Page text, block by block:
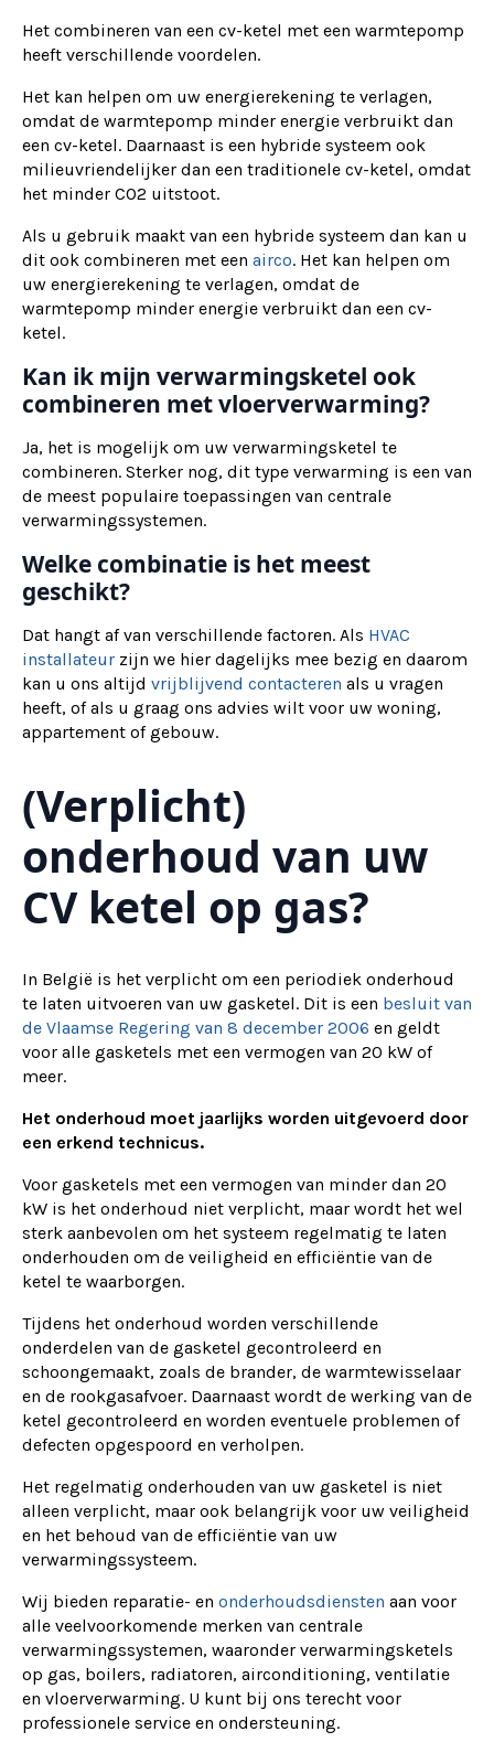
Het combineren van een cv-ketel met een warmtepomp
heeft verschillende voordelen.
Het kan helpen om uw energierekening te verlagen,
omdat de warmtepomp minder energie verbruikt dan
een cv-ketel. Daarnaast is een hybride systeem ook
milieuvriendelijker dan een traditionele cv-ketel, omdat
het minder CO2 uitstoot.
Als u gebruik maakt van een hybride systeem dan kan u
dit ook combineren met een airco. Het kan helpen om
uw energierekening te verlagen, omdat de
warmtepomp minder energie verbruikt dan een cv-
ketel.
Kan ik mijn verwarmingsketel ook
combineren met vloerverwarming?
Ja, het is mogelijk om uw verwarmingsketel te
combineren. Sterker nog, dit type verwarming is een van
de meest populaire toepassingen van centrale
verwarmingssystemen.
Welke combinatie is het meest
geschikt?
Dat hangt af van verschillende factoren. Als HVAC
installateur zijn we hier dagelijks mee bezig en daarom
kan u ons altijd vrijblijvend contacteren als u vragen
heeft, of als u graag ons advies wilt voor uw woning,
appartement of gebouw.
(Verplicht)
onderhoud van uw
CV ketel op gas?
In België is het verplicht om een periodiek onderhoud
te laten uitvoeren van uw gasketel. Dit is een besluit van
de Vlaamse Regering van 8 december 2006 en geldt
voor alle gasketels met een vermogen van 20 kW of
meer.
Het onderhoud moet jaarlijks worden uitgevoerd door
een erkend technicus.
Voor gasketels met een vermogen van minder dan 20
kW is het onderhoud niet verplicht, maar wordt het wel
sterk aanbevolen om het systeem regelmatig te laten
onderhouden om de veiligheid en efficiëntie van de
ketel te waarborgen.
Tijdens het onderhoud worden verschillende
onderdelen van de gasketel gecontroleerd en
schoongemaakt, zoals de brander, de warmtewisselaar
en de rookgasafvoer. Daarnaast wordt de werking van de
ketel gecontroleerd en worden eventuele problemen of
defecten opgespoord en verholpen.
Het regelmatig onderhouden van uw gasketel is niet
alleen verplicht, maar ook belangrijk voor uw veiligheid
en het behoud van de efficiëntie van uw
verwarmingssysteem.
Wij bieden reparatie- en onderhoudsdiensten aan voor
alle veelvoorkomende merken van centrale
verwarmingssystemen, waaronder verwarmingsketels
op gas, boilers, radiatoren, airconditioning, ventilatie
en vloerverwarming. U kunt bij ons terecht voor
professionele service en ondersteuning.